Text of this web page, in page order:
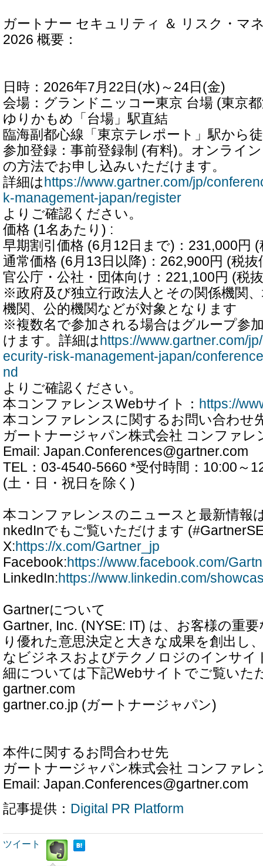
ガートナー セキュリティ ＆ リスク・マ
2026 概要：
日時：2026年7月22日(水)～24日(金)
会場：グランドニッコー東京 台場 (東京
ゆりかもめ「台場」駅直結
臨海副都心線「東京テレポート」駅から
参加登録：事前登録制 (有料)。オンライ
の方法でお申し込みいただけます。
詳細は https://www.gartner.com/jp/
k-management-japan/register
よりご確認ください。
価格 (1名あたり) :
早期割引価格 (6月12日まで)：231,000円
通常価格 (6月13日以降)：262,900円 (税
官公庁・公社・団体向け：221,100円 (税
※政府及び独立行政法人とその関係機関
機関、公的機関などが対象となります
※複数名で参加される場合はグループ参
けます。詳細は https://www.gartner.com/
ecurity-risk-management-japan/
nd
よりご確認ください。
本コンファレンスWebサイト： https://
本コンファレンスに関するお問い合わせ
ガートナージャパン株式会社 コンファレ
Email: Japan.Conferences@gartner.com
TEL：03-4540-5660 *受付時間：10:00～
(土・日・祝日を除く)
本コンファレンスのニュースと最新情報
nkedInでもご覧いただけます
X:https://x.com/Gartner_jp
Facebook:https://www.facebook.com/
LinkedIn:https://www.linkedin.com/
Gartnerについて
Gartner, Inc. (NYSE: IT) は、お客様の重
り優れた意思決定と大きな成果を創出し
なビジネスおよびテクノロジのインサイ
細については下記Webサイトでご覧いた
gartner.com
gartner.co.jp (ガートナージャパン)
本件に関するお問合わせ先
ガートナージャパン株式会社 コンファレ
Email: Japan.Conferences@gartner.com
記事提供： Digital PR Platform
ツイート